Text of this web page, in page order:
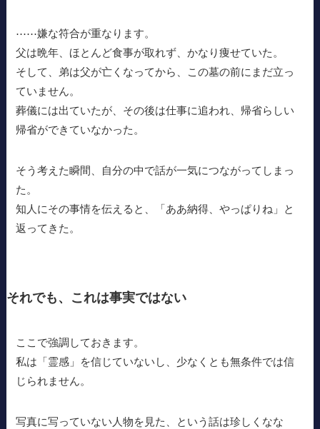
⋯⋯嫌な符合が重なります。
父は晩年、ほとんど食事が取れず、かなり痩せていた。
そして、弟は父が亡くなってから、この墓の前にまだ立っ
ていません。
葬儀には出ていたが、その後は仕事に追われ、帰省らしい
帰省ができていなかった。
そう考えた瞬間、自分の中で話が一気につながってしまっ
た。
知人にその事情を伝えると、「ああ納得、やっぱりね」と
返ってきた。
それでも、これは事実ではない
ここで強調しておきます。
私は「霊感」を信じていないし、少なくとも無条件では信
じられません。
写真に写っていない人物を見た、という話は珍しくなな